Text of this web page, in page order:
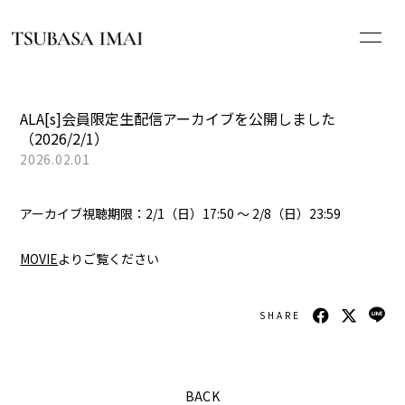
HOME
PROFILE
SCHEDULE
ALA[s]会員限定生配信アーカイブを公開しました
（2026/2/1）
2026.02.01
アーカイブ視聴期限：2/1（日）17:50 ～ 2/8（日）23:59
MOVIEよりご覧ください
SHARE
BACK